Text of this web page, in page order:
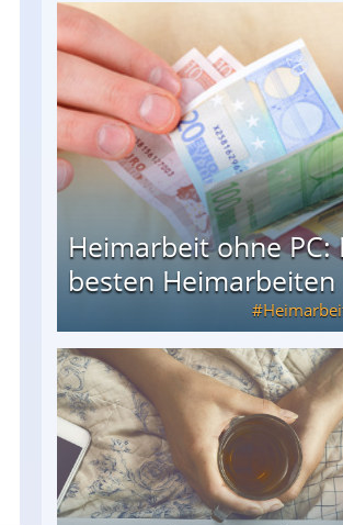
Heimarbeit ohne PC:
besten Heimarbeiten